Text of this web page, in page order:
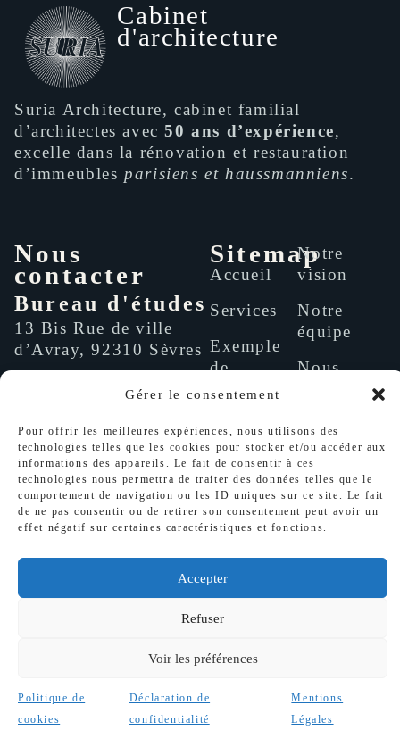
Gérer le consentement
Pour offrir les meilleures expériences, nous utilisons des
technologies telles que les cookies pour stocker et/ou accéder aux
informations des appareils. Le fait de consentir à ces
technologies nous permettra de traiter des données telles que le
comportement de navigation ou les ID uniques sur ce site. Le fait
de ne pas consentir ou de retirer son consentement peut avoir un
effet négatif sur certaines caractéristiques et fonctions.
Accepter
Refuser
Voir les préférences
Politique de
cookies
Déclaration de
confidentialité
Mentions
Légales
Cabinet
d'architecture
Suria Architecture, cabinet familial
d’architectes avec50 ans d’expérience,
excelle dans la rénovation et restauration
d’immeubles parisiens et haussmanniens.
Nous
contacter
Bureau d'études
13 Bis Rue de ville
d’Avray, 92310 Sèvres
+33 01 46 26 28 30
Email
support@suria.fr
Sitemap
Accueil
Services
Exemple
de
prestation
Portfolio
Recrutement
Notre
vision
Notre
équipe
Nous
Déclaration de confidentialité
Mentions Légales